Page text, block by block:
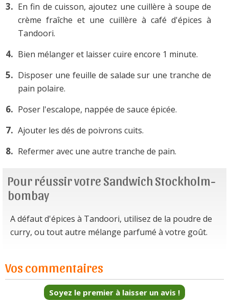
En fin de cuisson, ajoutez une cuillère à soupe de
crème fraîche et une cuillère à café d'épices à
Tandoori.
Bien mélanger et laisser cuire encore 1 minute.
Disposer une feuille de salade sur une tranche de
pain polaire.
Poser l'escalope, nappée de sauce épicée.
Ajouter les dés de poivrons cuits.
Refermer avec une autre tranche de pain.
Pour réussir votre Sandwich Stockholm-
bombay
A défaut d'épices à Tandoori, utilisez de la poudre de
curry, ou tout autre mélange parfumé à votre goût.
Vos commentaires
Soyez le premier à laisser un avis !